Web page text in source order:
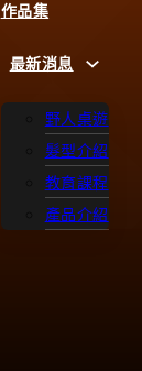
作品集
最新消息
野人桌遊
髮型介紹
教育課程
產品介紹